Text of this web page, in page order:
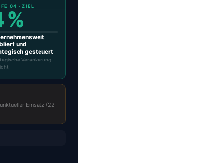
04 · ZIEL
%
und
gesteuert
Verankerung
Einsatz (22